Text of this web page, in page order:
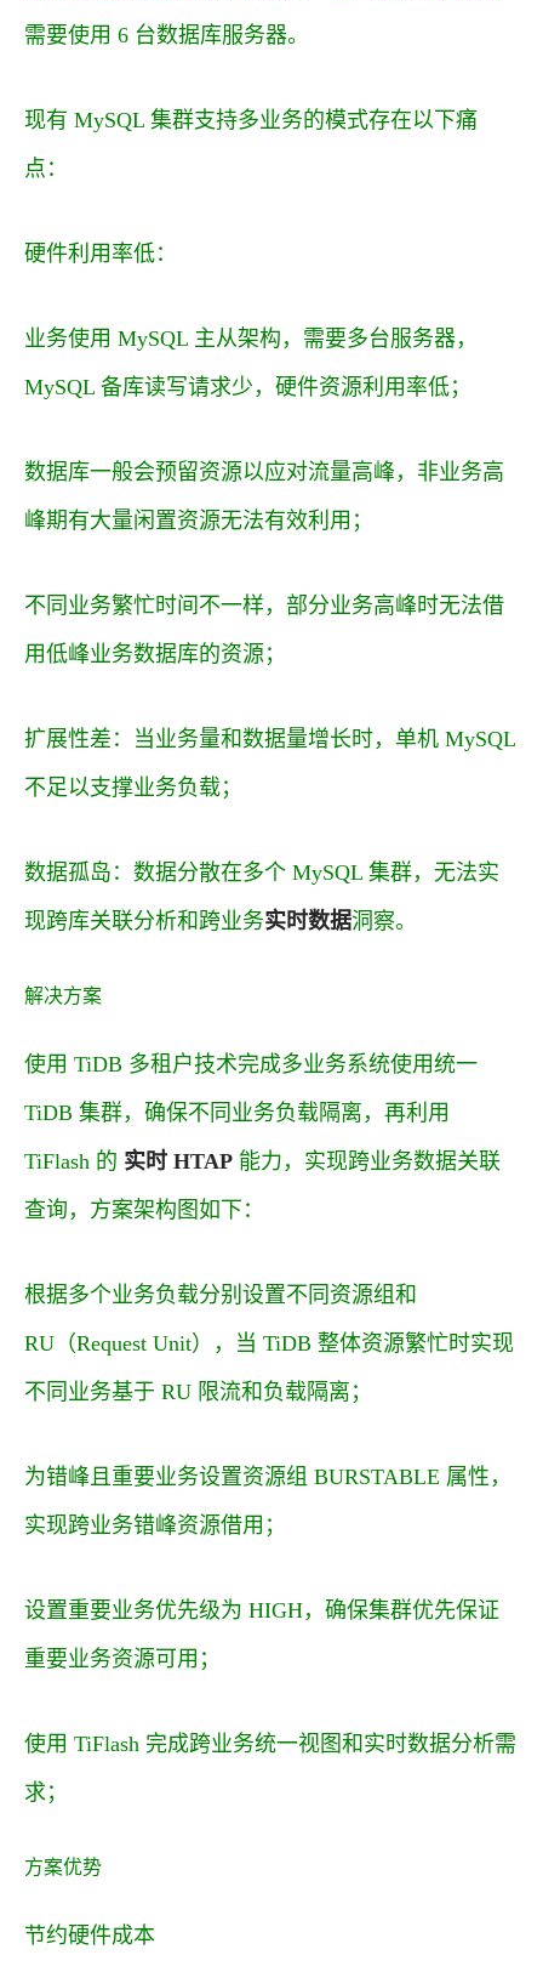
需要使用 6 台数据库服务器。
现有 MySQL 集群支持多业务的模式存在以下痛
点：
硬件利用率低：
业务使用 MySQL 主从架构，需要多台服务器，
MySQL 备库读写请求少，硬件资源利用率低；
数据库一般会预留资源以应对流量高峰，非业务高
峰期有大量闲置资源无法有效利用；
不同业务繁忙时间不一样，部分业务高峰时无法借
用低峰业务数据库的资源；
扩展性差：当业务量和数据量增长时，单机 MySQL
不足以支撑业务负载；
数据孤岛：数据分散在多个 MySQL 集群，无法实
现跨库关联分析和跨业务实时数据洞察。
解决方案
使用 TiDB 多租户技术完成多业务系统使用统一
TiDB 集群，确保不同业务负载隔离，再利用
TiFlash 的 实时 HTAP 能力，实现跨业务数据关联
查询，方案架构图如下：
根据多个业务负载分别设置不同资源组和
RU（Request Unit），当 TiDB 整体资源繁忙时实现
不同业务基于 RU 限流和负载隔离；
为错峰且重要业务设置资源组 BURSTABLE 属性，
实现跨业务错峰资源借用；
设置重要业务优先级为 HIGH，确保集群优先保证
重要业务资源可用；
使用 TiFlash 完成跨业务统一视图和实时数据分析需
求；
方案优势
节约硬件成本